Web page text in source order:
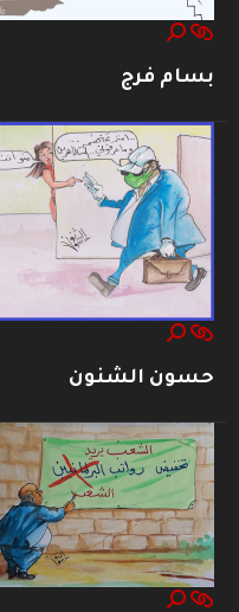
بسام فرج
حسون الشنون